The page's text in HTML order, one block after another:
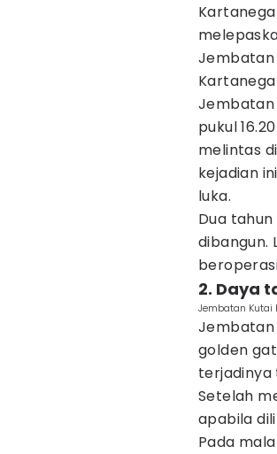
Jembatan
Jembatan
pukul
melintas
kejadian
luka.
Dua
dibangun.
2. Daya
Jembatan
Jembatan
golden
terjadinya
Setelah
apabila
Pada